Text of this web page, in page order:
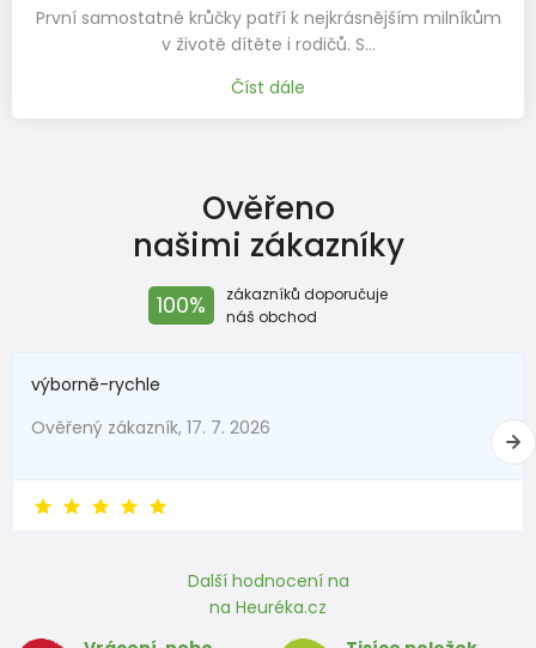
orientační Velikostní tabulka:
120 126 133 139 145 151
Velikost
26 27 28
Rozměr
Boty pro školáka (teenager)
První samostatné krůčky patří k nejkrásnějším milníkům
v životě dítěte i rodičů. S…
Číst dále
Ověřeno
našimi zákazníky
100%
zákazníků doporučuje
náš obchod
výborně-rychle
Ověřený zákazník, 17. 7. 2026
Další hodnocení na
na Heuréka.cz